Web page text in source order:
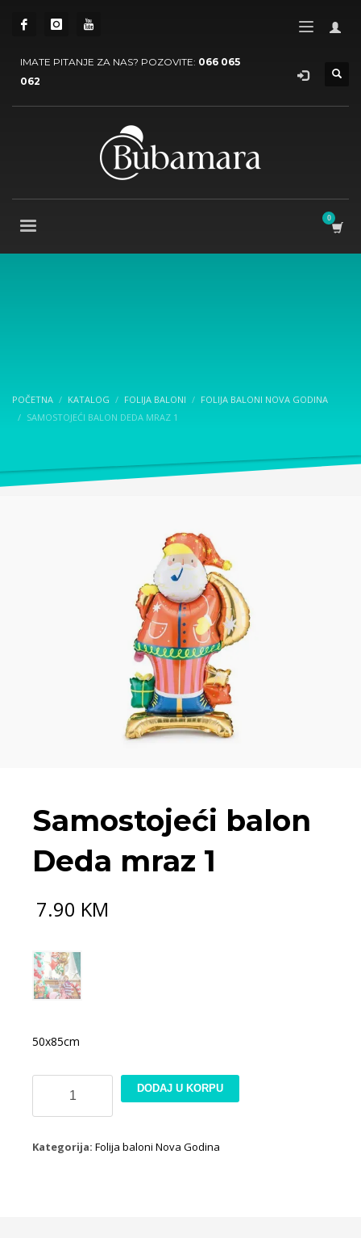
IMATE PITANJE ZA NAS? POZOVITE: 066 065
062
POČETNA KATALOG FOLIJA BALONI
FOLIJA BALONI NOVA GODINA
SAMOSTOJEĆI BALON DEDA MRAZ 1
Samostojeći balon
Deda mraz 1
7.90 KM
50x85cm
Deda
1
DODAJ U KORPU
Kategorija: Folija baloni Nova Godina